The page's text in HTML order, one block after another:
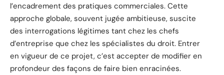
l’encadrement des pratiques commerciales. Cette
approche globale, souvent jugée ambitieuse, suscite
des interrogations légitimes tant chez les chefs
d’entreprise que chez les spécialistes du droit. Entrer
en vigueur de ce projet, c’est accepter de modifier en
profondeur des façons de faire bien enracinées.